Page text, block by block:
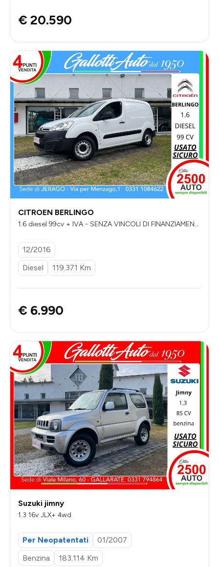
€ 20.590
CITROEN BERLINGO
1.6 diesel 99cv + IVA - SENZA VINCOLI DI FINANZIAMENT
12/2016
Diesel
119.371 Km
€ 6.990
Suzuki jimny
1.3 16v JLX+ 4wd
Per Neopatentati
01/2007
Benzina
183.114 Km